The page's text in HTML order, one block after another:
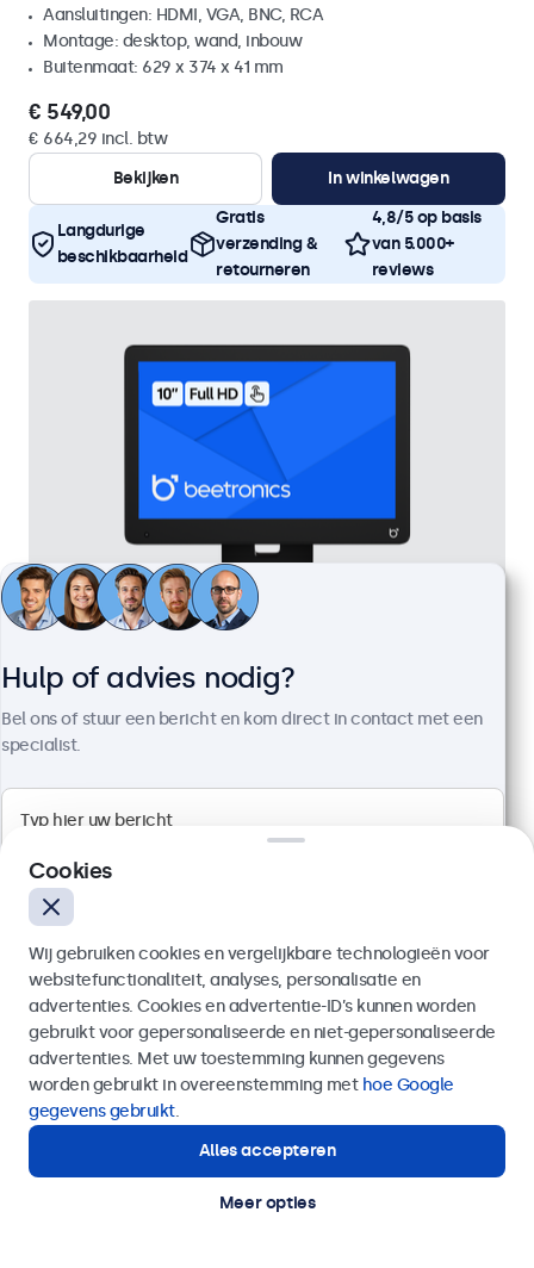
Aansluitingen: HDMI, VGA, BNC, RCA
Montage: desktop, wand, inbouw
Buitenmaat: 629 x 374 x 41 mm
€ 549,00
€ 664,29 incl. btw
Bekijken
In winkelwagen
Langdurige
beschikbaarheid
Gratis
verzending &
retourneren
4,8/5 op basis
van 5.000+
reviews
10 Inch Touchscreen
100+ stuks beschikbaar
Full HD multi-touch paneel
Aansluitingen: HDMI, DisplayPort, USB-C, VGA
Montage: desktop, wand
Buitenmaat: 242 x 169 x 34 mm
€ 349,00
€ 422,29 incl. btw
Bekijken
In winkelwagen
Hulp of advies nodig?
Bel ons of stuur een bericht en kom direct in contact met een
specialist.
Verzenden
Of bel ons op
Hulp of advies nodig?
Direct contact met een specialist.
Cookies
Wij gebruiken cookies en vergelijkbare technologieën voor
websitefunctionaliteit, analyses, personalisatie en
advertenties. Cookies en advertentie-ID’s kunnen worden
gebruikt voor gepersonaliseerde en niet-gepersonaliseerde
advertenties. Met uw toestemming kunnen gegevens
worden gebruikt in overeenstemming met hoe Google
gegevens gebruikt.
Alles accepteren
Meer opties